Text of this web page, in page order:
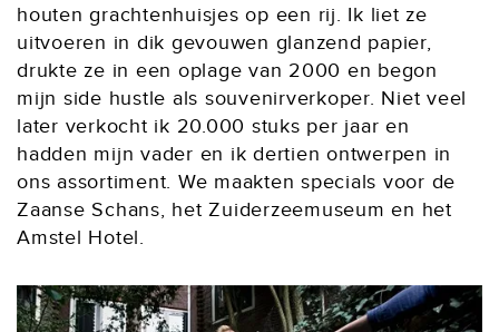
houten grachtenhuisjes op een rij. Ik liet ze
uitvoeren in dik gevouwen glanzend papier,
drukte ze in een oplage van 2000 en begon
mijn side hustle als souvenirverkoper. Niet veel
later verkocht ik 20.000 stuks per jaar en
hadden mijn vader en ik dertien ontwerpen in
ons assortiment. We maakten specials voor de
Zaanse Schans, het Zuiderzeemuseum en het
Amstel Hotel.